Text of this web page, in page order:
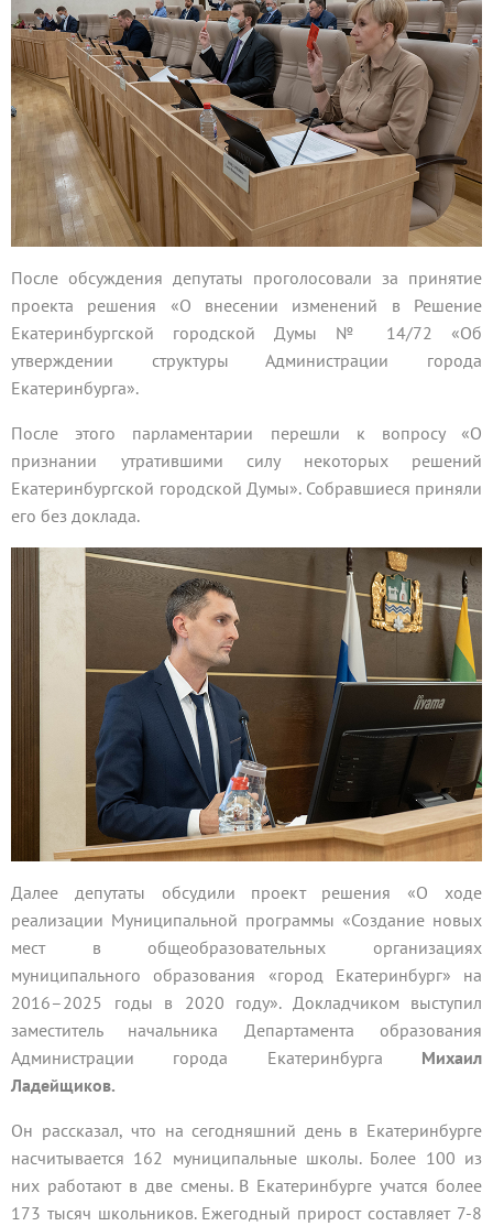
После обсуждения депутаты проголосовали за принятие
проекта решения «О внесении изменений в Решение
Екатеринбургской городской Думы № 14/72 «Об
утверждении структуры Администрации города
Екатеринбурга».
После этого парламентарии перешли к вопросу «О
признании утратившими силу некоторых решений
Екатеринбургской городской Думы». Собравшиеся приняли
его без доклада.
Далее депутаты обсудили проект решения «О ходе
реализации Муниципальной программы «Создание новых
мест в общеобразовательных организациях
муниципального образования «город Екатеринбург» на
2016–2025 годы в 2020 году». Докладчиком выступил
заместитель начальника Департамента образования
Администрации города Екатеринбурга Михаил
Ладейщиков.
Он рассказал, что на сегодняшний день в Екатеринбурге
насчитывается 162 муниципальные школы. Более 100 из
них работают в две смены. В Екатеринбурге учатся более
173 тысяч школьников. Ежегодный прирост составляет 7-8